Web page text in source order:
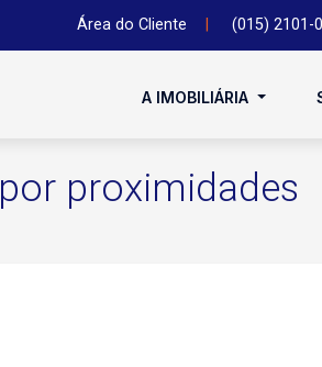
Área do Cliente (015) 2101-
A IMOBILIÁRIA
proximidades